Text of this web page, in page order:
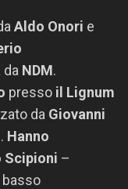
Aldo Onori e
da NDM.
presso il Lignum
da Giovanni
. Hanno
Scipioni –